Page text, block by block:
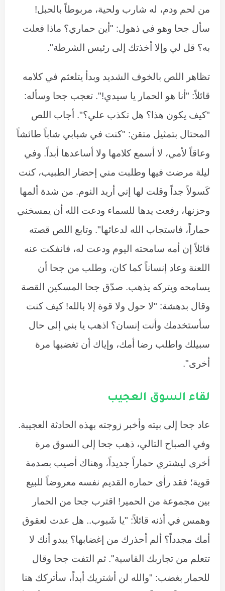
من لحم ودم، له شارب ولحية، مربوطاً بالحبل!
سأل جحا وهو في ذهول: "أين حماري؟ ماذا فعلت
به؟ قل لي وإلا أخذتك إلى رئيس الشرطة".
تظاهر اللص بالخوف الشديد وبدأ يتلعثم في كلامه
قائلاً: "أنا هو الحمار يا سيدي!". تعجب جحا وسأله:
"كيف يكون هذا؟ هل تكذب علي؟". أجاب اللص
المحتال بتمثيل متقن: "كنت في شبابي شاباً طائشاً
وعاقاً لأمي، لا أسمع كلامها ولا أساعدها أبداً. وفي
ليلة مرضت فيها وطلبت مني إحضار الطبيب، كنت
كَسولاً جداً وقلت لها إني أريد النوم. من شدة ألمها
وحزنها، رفعت يدها للسماء ودعت الله أن يمسخني
حماراً، فاستجاب الله لدعائها". وتابع اللص قصته
قائلاً إن أمه سامحته اليوم ودعت له، فانفكت عنه
اللعنة وعاد إنساناً كما كان، وطلب من جحا أن
يسامحه ويتركه يذهب. صدّق جحا المسكين القصة
وقال بدهشة: "لا حول ولا قوة إلا بالله! كيف كنت
سأستخدمك وأنت إنسان؟ اذهب يا بني إلى حال
سبيلك واطلب رضا أمك، وإياك أن تغضبها مرة
أخرى".
لقاء السوق العجيب
عاد جحا إلى بيته وأخبر زوجته بهذه الحادثة العجيبة.
وفي الصباح التالي، ذهب جحا إلى السوق مرة
أخرى ليشتري حماراً جديداً، وهناك أصيب بصدمة
قوية؛ فقد رأى حماره القديم نفسه معروضاً للبيع
بين مجموعة من الحمير! اقترب جحا من الحمار
وهمس في أذنه قائلاً: "يا شَبوب.. هل عدت لعقوق
أمك مجدداً؟ ألم أحذرك من إغضابها؟ يبدو أنك لا
تتعلم من تجاربك القاسية". ثم التفت جحا وقال
للحمار بغضب: "والله لن أشتريك أبداً، سأتركك هنا